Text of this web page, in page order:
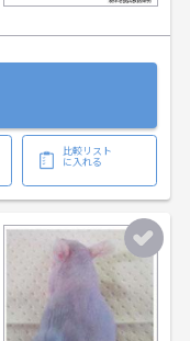
比較リスト
に入れる